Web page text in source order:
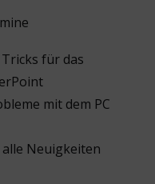
für das
mit dem PC
alle Neuigkeiten